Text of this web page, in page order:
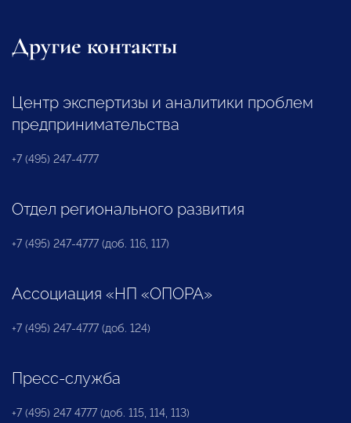
Другие контакты
Центр экспертизы и аналитики проблем
предпринимательства
+7 (495) 247-4777
Отдел регионального развития
+7 (495) 247-4777 (доб. 116, 117)
Ассоциация «НП «ОПОРА»
+7 (495) 247-4777 (доб. 124)
Пресс-служба
+7 (495) 247 4777 (доб. 115, 114, 113)